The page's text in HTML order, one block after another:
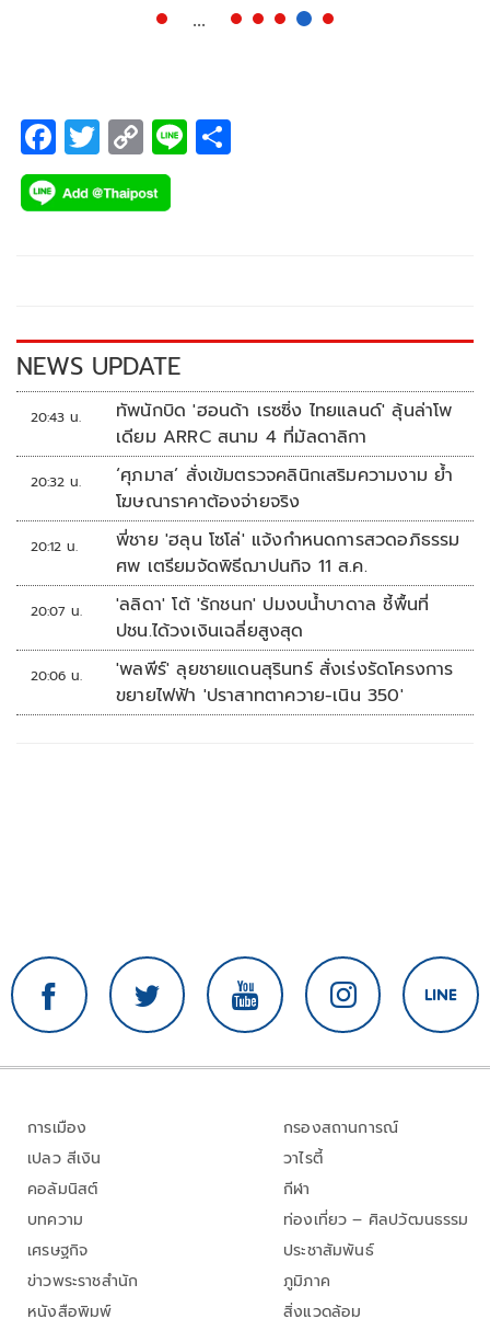
...
F
ac
e
k
T
wi
tt
C
o
p
k
Li
NEWS UPDATE
20:43 น.
ทัพนักบิด 'ฮอนด้า เรซซิ่ง ไทยแลนด์' ลุ้นล่าโพ
เดียม ARRC สนาม 4 ที่มัลดาลิกา
20:32 น.
‘ศุภมาส’ สั่งเข้มตรวจคลินิกเสริมความงาม ย้ำ
โฆษณาราคาต้องจ่ายจริง
20:12 น.
พี่ชาย 'ฮลุน โซโล่' แจ้งกำหนดการสวดอภิธรรม
ศพ เตรียมจัดพิธีฌาปนกิจ 11 ส.ค.
20:07 น.
'ลลิดา' โต้ 'รักชนก' ปมงบน้ำบาดาล ชี้พื้นที่
ปชน.ได้วงเงินเฉลี่ยสูงสุด
20:06 น.
'พลพีร์' ลุยชายแดนสุรินทร์ สั่งเร่งรัดโครงการ
ขยายไฟฟ้า 'ปราสาทตาควาย-เนิน 350'
การเมือง
เปลว สีเงิน
คอลัมนิสต์
บทความ
เศรษฐกิจ
ข่าวพระราชสำนัก
หนังสือพิมพ์
กรองสถานการณ์
วาไรตี้
กีฬา
ท่องเที่ยว – ศิลปวัฒนธรรม
ประชาสัมพันธ์
ภูมิภาค
สิ่งแวดล้อม